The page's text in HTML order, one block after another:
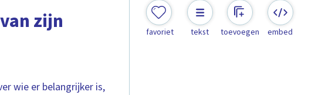
zijn
wie er belangrijker is,
favoriet tekst toevoegen embed